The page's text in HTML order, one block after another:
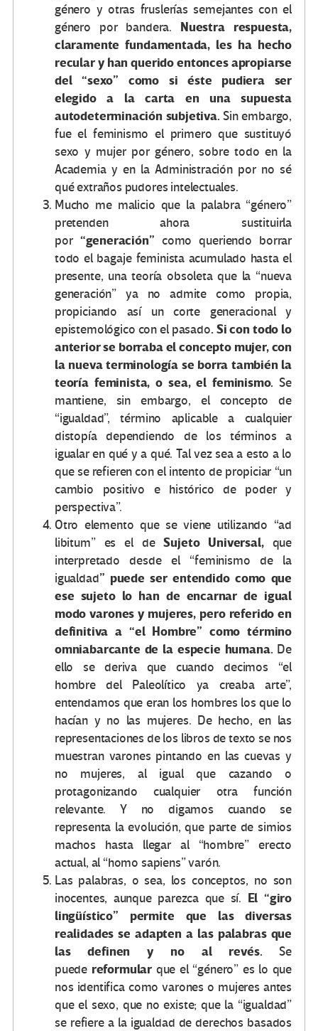
género y otras fruslerías semejantes con el
género por bandera. Nuestra respuesta,
claramente fundamentada, les ha hecho
recular y han querido entonces apropiarse
del “sexo” como si éste pudiera ser
elegido a la carta en una supuesta
autodeterminación subjetiva. Sin embargo,
fue el feminismo el primero que sustituyó
sexo y mujer por género, sobre todo en la
Academia y en la Administración por no sé
qué extraños pudores intelectuales.
Mucho me malicio que la palabra “género”
pretenden ahora sustituirla
por “generación” como queriendo borrar
todo el bagaje feminista acumulado hasta el
presente, una teoría obsoleta que la “nueva
generación” ya no admite como propia,
propiciando así un corte generacional y
epistemológico con el pasado. Si con todo lo
anterior se borraba el concepto mujer, con
la nueva terminología se borra también la
teoría feminista, o sea, el feminismo. Se
mantiene, sin embargo, el concepto de
“igualdad”, término aplicable a cualquier
distopía dependiendo de los términos a
igualar en qué y a qué. Tal vez sea a esto a lo
que se refieren con el intento de propiciar “un
cambio positivo e histórico de poder y
perspectiva”.
Otro elemento que se viene utilizando “ad
libitum” es el deSujeto Universal,que
interpretado desde el “feminismo de la
igualdad” puede ser entendido como que
ese sujeto lo han de encarnar de igual
modo varones y mujeres, pero referido en
definitiva a “el Hombre” como término
omniabarcante de la especie humana. De
ello se deriva que cuando decimos “el
hombre del Paleolítico ya creaba arte”,
entendamos que eran los hombres los que lo
hacían y no las mujeres. De hecho, en las
representaciones de los libros de texto se nos
muestran varones pintando en las cuevas y
no mujeres, al igual que cazando o
protagonizando cualquier otra función
relevante. Y no digamos cuando se
representa la evolución, que parte de simios
machos hasta llegar al “hombre” erecto
actual, al “homo sapiens” varón.
Las palabras, o sea, los conceptos, no son
inocentes, aunque parezca que sí. El “giro
lingüístico” permite que las diversas
realidades se adapten a las palabras que
las definen y no al revés.Se
puede reformular que el “género” es lo que
nos identifica como varones o mujeres antes
que el sexo, que no existe; que la “igualdad”
se refiere a la igualdad de derechos basados